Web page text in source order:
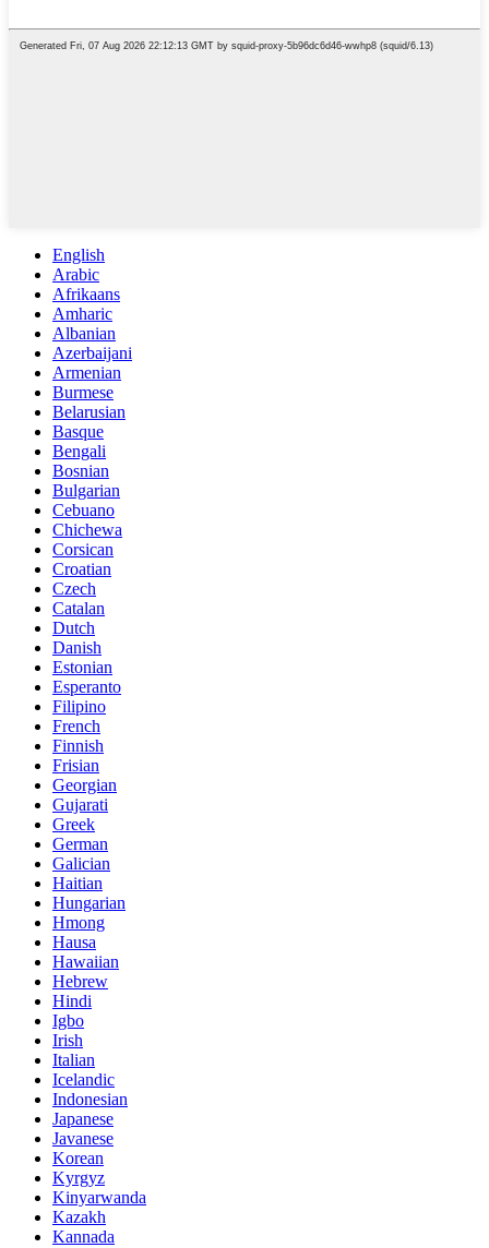
English
Arabic
Afrikaans
Amharic
Albanian
Azerbaijani
Armenian
Burmese
Belarusian
Basque
Bengali
Bosnian
Bulgarian
Cebuano
Chichewa
Corsican
Croatian
Czech
Catalan
Dutch
Danish
Estonian
Esperanto
Filipino
French
Finnish
Frisian
Georgian
Gujarati
Greek
German
Galician
Haitian
Hungarian
Hmong
Hausa
Hawaiian
Hebrew
Hindi
Igbo
Irish
Italian
Icelandic
Indonesian
Japanese
Javanese
Korean
Kyrgyz
Kinyarwanda
Kazakh
Kannada